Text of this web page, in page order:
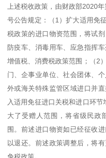
上述税收政策，由财政部2020
号公告规定：（1）扩大适用免
税政策的进口物资范围，将试
防疫车、消毒用车、应急指挥
增值税、消费税政策范围；（2
门、企事业单位、社会团体、
外或海关特殊监管区域进口并
入适用免征进口关税和进口环
大了受赠人范围，将省级民政
围。前述进口物资如已经征收
以退还。前述政策调整后，将